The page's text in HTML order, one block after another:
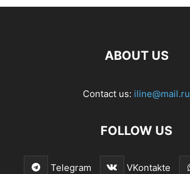
ABOUT US
Contact us: iline@mail.ru
FOLLOW US
Telegram VKontakte